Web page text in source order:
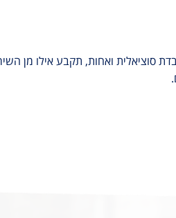
סוציאלית ואחות, תקבע אילו מן